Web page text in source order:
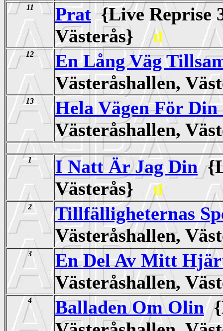
11 Prat {Live Reprise
Västerås}tl
12
En Lång Väg
Västeråshallen,
13
Hela Vägen För
Västeråshallen,
1 I Natt Är Jag Din
Västerås}tl
2
Tillfälligheternas
Västeråshallen,
3
En Del Av Mitt
Västeråshallen,
4 Balladen Om Olin